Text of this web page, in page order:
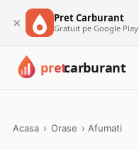
× Pret Carburant
Gratuit pe Google Play
Acasa › Orase › Afumati